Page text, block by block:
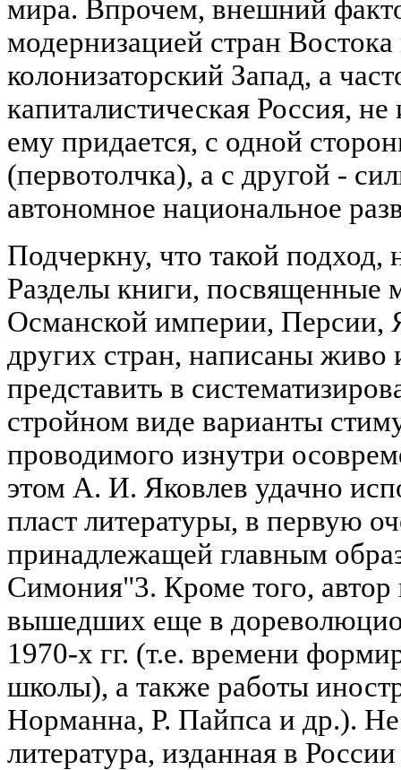
мира. Впрочем, внешний
модернизацией стран
колонизаторский Запад, а
капиталистическая Россия,
ему придается, с одной
(первотолчка), а с другой -
автономное национальное
Подчеркну, что такой подход,
Разделы книги, посвященные
Османской империи, Персии,
других стран, написаны живо
представить в
стройном виде варианты
проводимого изнутри
этом А. И. Яковлев удачно
пласт литературы, в первую
принадлежащей главным
Симония"3. Кроме того, автор
вышедших еще в
1970-х гг. (т.е. времени
школы), а также работы
Норманна, Р. Пайпса и др.).
литература, изданная в